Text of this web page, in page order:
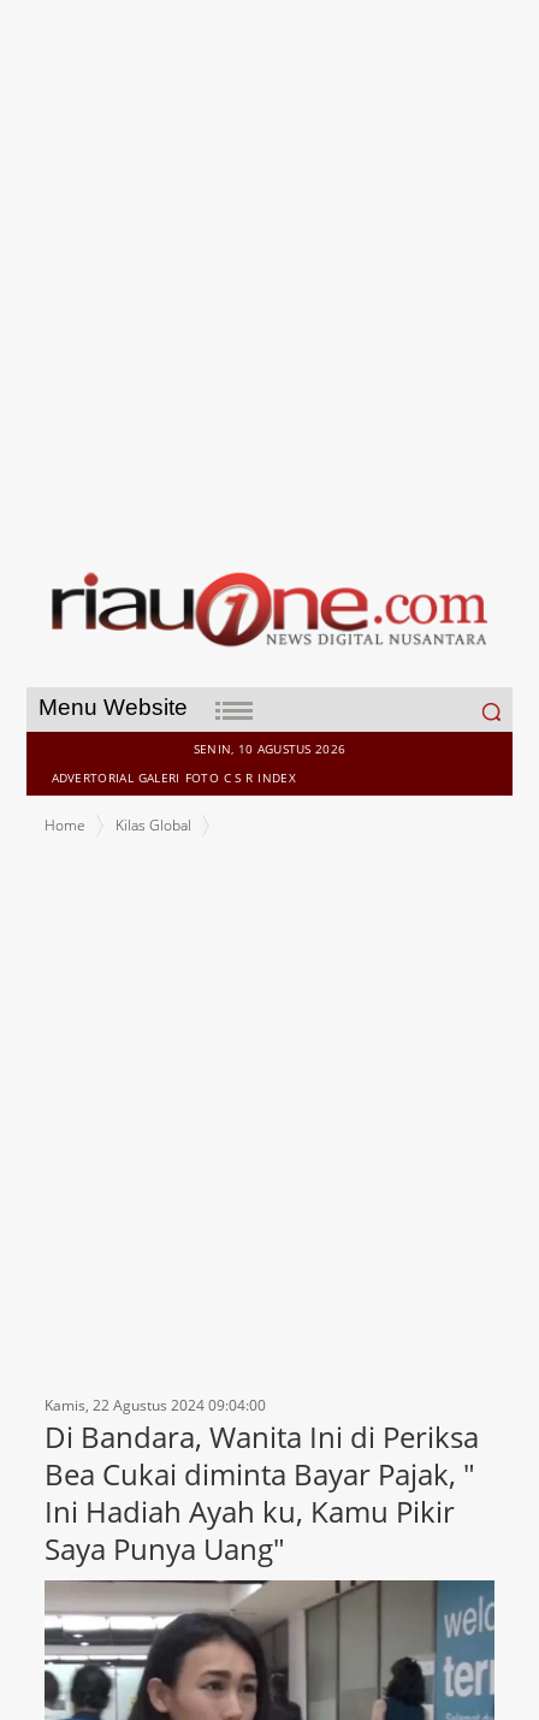
Menu Website
Search
for:
SENIN, 10 AGUSTUS 2026
ADVERTORIAL GALERI FOTO C S R INDEX
Home
Kilas Global
Kamis, 22 Agustus 2024 09:04:00
Di Bandara, Wanita Ini di Periksa
Bea Cukai diminta Bayar Pajak, "
Ini Hadiah Ayah ku, Kamu Pikir
Saya Punya Uang"